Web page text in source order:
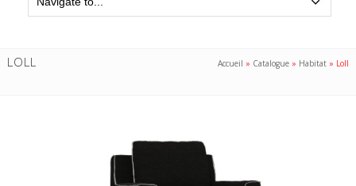
LOLL Accueil » Catalogue » Habitat » Loll